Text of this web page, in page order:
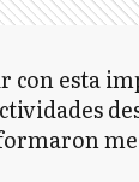
con esta